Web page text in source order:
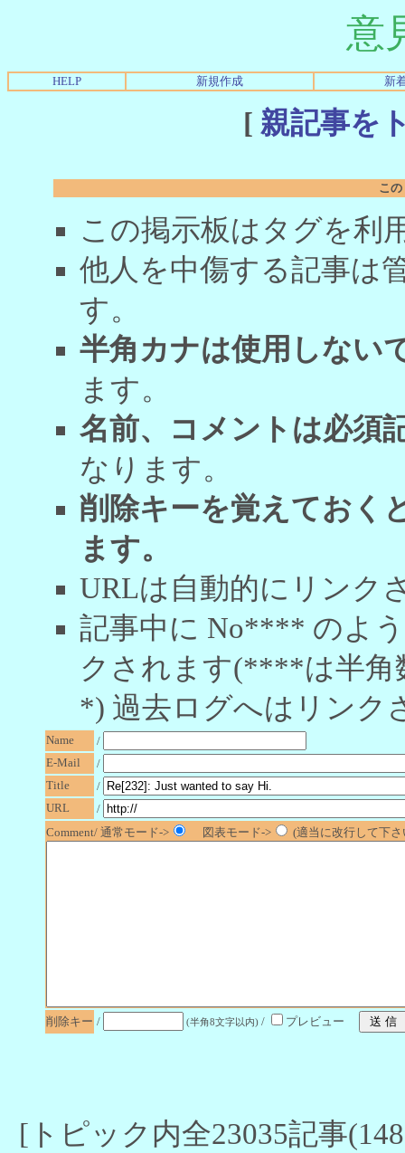
意
HELP 新規作成 新
[ 親記事を
こ
この掲示板はタグを利
他人を中傷する記事は
す。
半角カナは使用しない
ます。
名前、コメントは必須
なります。
削除キーを覚えておく
ます。
URLは自動的にリンク
記事中に No**** のよ
クされます(****は半角
*) 過去ログへはリンク
Name
/
E-Mail
/
Title
/
URL
/
Comment/ 通常モード->
図表モード-> (適当に改行して下
削除キー / (半角8文字以内) / プレビュー
[トピック内全23035記事